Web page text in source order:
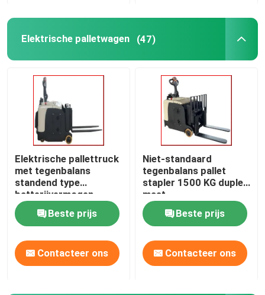
Elektrische palletwagen (47)
Elektrische pallettruck
met tegenbalans
standend type
batterijvermogen
Beste prijs
Contacteer ons
Niet-standaard
tegenbalans pallet
stapler 1500 KG duplex
mast
Beste prijs
Contacteer ons